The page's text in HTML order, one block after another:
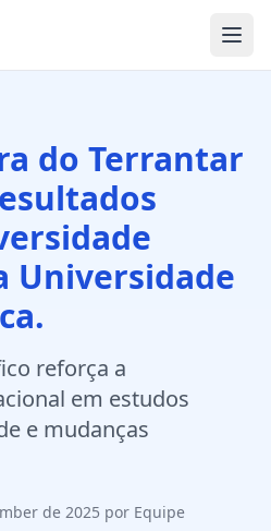
do Terrantar
Universidade
reforça a
em estudos
e mudanças
de 2025 por Equipe